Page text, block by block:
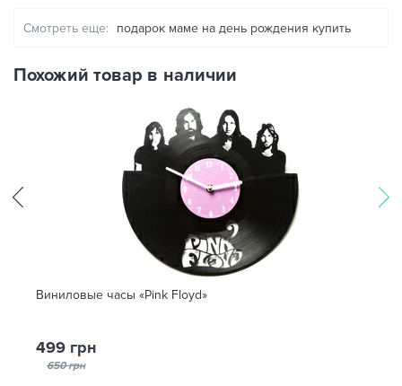
Смотреть еще: подарок маме на день рождения купить
Похожий товар в наличии
Виниловые часы «Pink Floyd»
499 грн
650 грн